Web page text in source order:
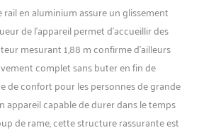
D'ENTRAÎNEMENT ✅
L'écran LCD de qualité de
la console affiche l'heure,
les coups de rame/min, la
distance, les calories, le
pouls (avec la sangle
thoracique) et la longueur
de course. Les données
d'entraînment t'aident
rail en aluminium assure un glissement
de l’appareil permet d’accueillir des
mesurant 1,88 m confirme d’ailleurs
complet sans buter en fin de
de confort pour les personnes de grande
appareil capable de durer dans le temps
de rame, cette structure rassurante est